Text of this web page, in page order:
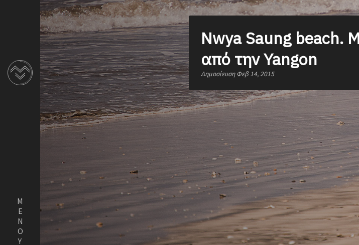
ΜΕΝΟΥ
Nwya Saung beach.
από την Yangon
Δημοσίευση Φεβ 14, 2015